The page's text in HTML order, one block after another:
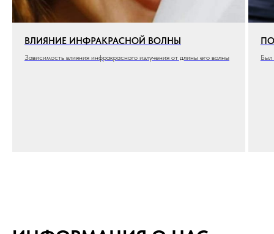
ВЛИЯНИЕ ИНФРАКРАСНОЙ ВОЛНЫ
Зависимость влияния инфракрасного излучения от длины его волны Был